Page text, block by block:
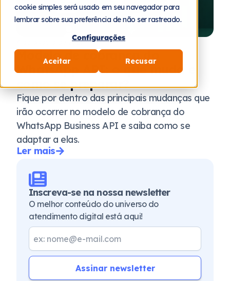
cookie simples será usado em seu navegador para
lembrar sobre sua preferência de não ser rastreado.
Configurações
Aceitar Recusar
4 de agosto de 2026
Modelo de cobrança do
WhatsApp API: o que muda e
como se preparar?
Fique por dentro das principais mudanças que
irão ocorrer no modelo de cobrança do
WhatsApp Business API e saiba como se
adaptar a elas.
Ler mais
Inscreva-se na nossa newsletter
O melhor conteúdo do universo do
atendimento digital está aqui!
Assinar newsletter